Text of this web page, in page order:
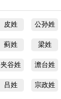
皮姓 公孙姓
蓟姓 梁姓
夹谷姓 澹台姓
吕姓 宗政姓